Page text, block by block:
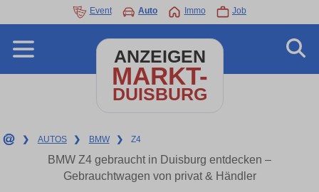
Event Auto Immo Job
ANZEIGEN
MARKT-
DUISBURG
❯ AUTOS ❯ BMW ❯ Z4
BMW Z4 gebraucht in Duisburg entdecken –
Gebrauchtwagen von privat & Händler